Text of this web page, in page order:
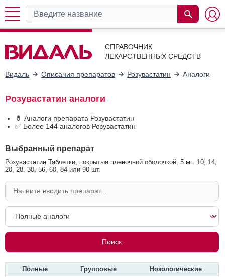
СПРАВОЧНИК
ЛЕКАРСТВЕННЫХ СРЕДСТВ
Видаль Описания препаратов Розувастатин Аналоги
Розувастатин аналоги
💊 Аналоги препарата Розувастатин
✅ Более 144 аналогов Розувастатин
Выбранный препарат
Розувастатин Таблетки, покрытые пленочной оболочкой, 5 мг: 10, 14,
20, 28, 30, 56, 60, 84 или 90 шт.
Полные Групповые Нозологические